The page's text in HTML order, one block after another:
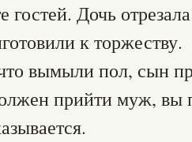
Дочь
к торжеству.
вымыли пол, сын
прийти муж, вы